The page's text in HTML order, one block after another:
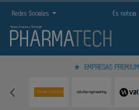
Redes Sociales Es noticia
EMPRESAS PREMIUM